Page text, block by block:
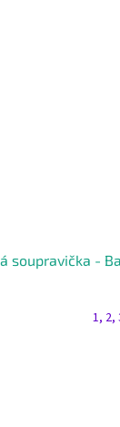
soupravička -
1, 2,